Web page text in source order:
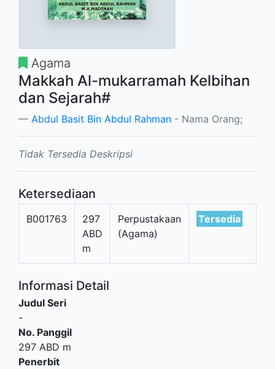
Agama
Makkah Al-mukarramah Kelbihan
dan Sejarah#
Abdul Basit Bin Abdul Rahman - Nama Orang;
Tidak Tersedia Deskripsi
Ketersediaan
B001763
297
ABD
m
Perpustakaan
(Agama)
Tersedia
Informasi Detail
Judul Seri
-
No. Panggil
297 ABD m
Penerbit